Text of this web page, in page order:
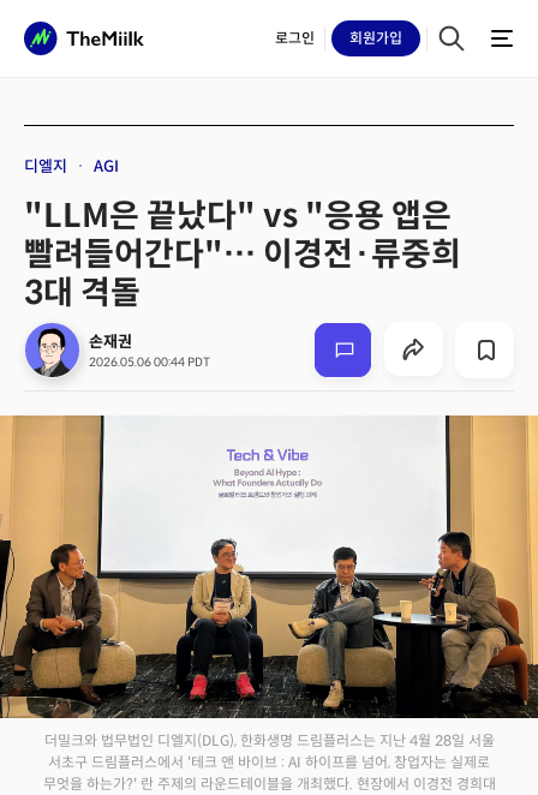
로그인 회원가입
디엘지 AGI
"LLM은 끝났다" vs "응용 앱은
빨려들어간다"… 이경전·류중희
3대 격돌
손재권
2026.05.06 00:44 PDT
더밀크와 법무법인 디엘지(DLG), 한화생명 드림플러스는 지난 4월 28일 서울
서초구 드림플러스에서 '테크 앤 바이브 : AI 하이프를 넘어, 창업자는 실제로
무엇을 하는가?' 란 주제의 라운드테이블을 개최했다. 현장에서 이경전 경희대